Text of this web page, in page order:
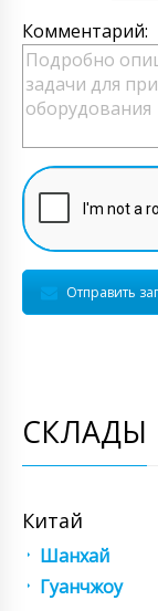
Комментарий:
Отправить
СКЛАДЫ
Китай
Шанхай
Гуанчжоу